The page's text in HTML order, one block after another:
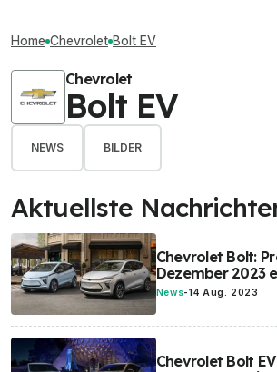
Home Chevrolet Bolt EV
Chevrolet
Bolt EV
NEWS BILDER
Aktuellste
Chevrolet Bolt:
Dezember 2023
News-14 Aug. 2023
Chevrolet Bolt